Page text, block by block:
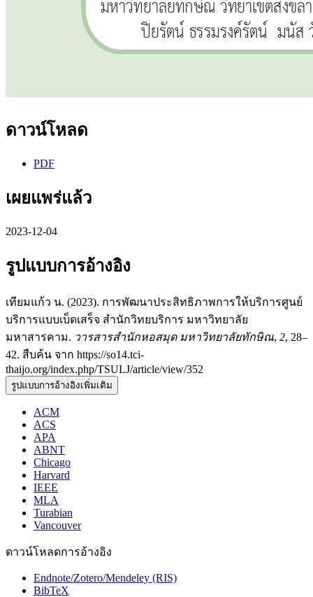
ดาวน์โหลด
PDF
เผยแพร่แล้ว
2023-12-04
รูปแบบการอ้างอิง
เทียมแก้ว น. (2023). การพัฒนาประสิทธิภาพการให้บริการศูนย์
บริการแบบเบ็ดเสร็จ สำนักวิทยบริการ มหาวิทยาลัย
มหาสารคาม. วารสารสำนักหอสมุด มหาวิทยาลัยทักษิณ, 2, 28–
42. สืบค้น จาก https://so14.tci-
thaijo.org/index.php/TSULJ/article/view/352
รูปแบบการอ้างอิงเพิ่มเติม
ACM
ACS
APA
ABNT
Chicago
Harvard
IEEE
MLA
Turabian
Vancouver
ดาวน์โหลดการอ้างอิง
Endnote/Zotero/Mendeley (RIS)
BibTeX